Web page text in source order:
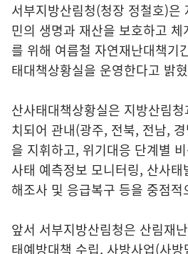
서부지방산림청(청장 정철호)은
민의 생명과 재산을 보호하고 체
를 위해 여름철 자연재난대책기
태대책상황실을 운영한다고 밝
산사태대책상황실은 지방산림
치되어 관내(광주, 전북, 전남,
을 지휘하고, 위기대응 단계별
사태 예측정보 모니터링, 산사
해조사 및 응급복구 등을 중점
앞서 서부지방산림청은 산림재
태예방대책 수립, 사방사업(사